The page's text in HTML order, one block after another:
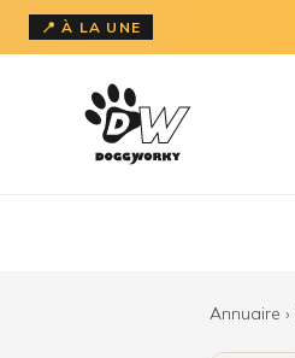
Aller
au
📍 À LA UNE
Annuaire ›